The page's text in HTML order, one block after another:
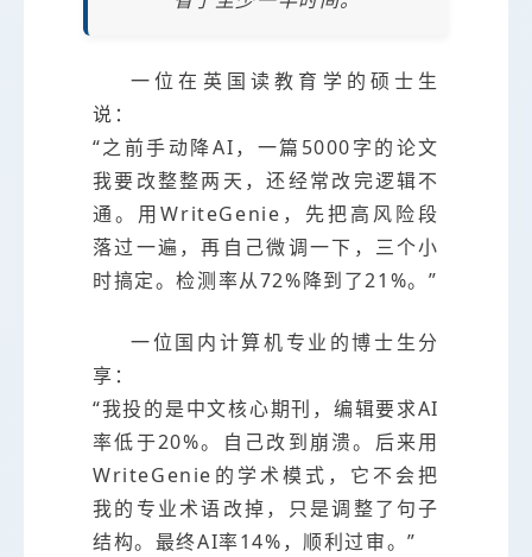
一位在英国读教育学的硕士生
说：
“之前手动降AI，一篇5000字的论文
我要改整整两天，还经常改完逻辑不
通。用WriteGenie，先把高风险段
落过一遍，再自己微调一下，三个小
时搞定。检测率从72%降到了21%。”
一位国内计算机专业的博士生分
享：
“我投的是中文核心期刊，编辑要求AI
率低于20%。自己改到崩溃。后来用
WriteGenie的学术模式，它不会把
我的专业术语改掉，只是调整了句子
结构。最终AI率14%，顺利过审。”